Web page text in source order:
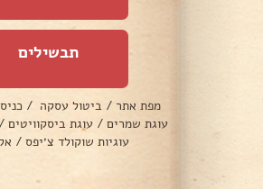
תבשילים
מפת אתר / ביטול עסקה /
עוגת שמרים / עוגת ביסקוויטים /
עוגיות שוקולד צ׳יפס /